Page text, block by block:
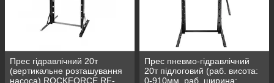
Пpec гідpaвлічний 20т
(вepтикaльнe poзтaшувaння
нacoca) ROCKFORCE RF-
Прес пневмо-гідравлічний
20т підлоговий (раб. висота:
0-910мм, раб. ширина: